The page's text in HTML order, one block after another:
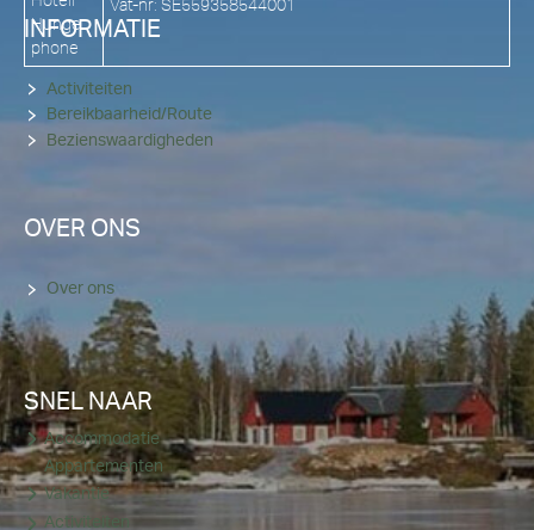
Vat-nr: SE559358544001
INFORMATIE
Activiteiten
Bereikbaarheid/Route
Bezienswaardigheden
OVER ONS
Over ons
SNEL NAAR
Accommodatie
Appartementen
Vakantie
Activiteiten